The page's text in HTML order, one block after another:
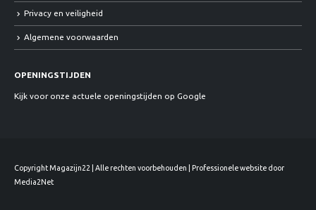
Privacy en veiligheid
Algemene voorwaarden
OPENINGSTIJDEN
Kijk voor onze actuele openingstijden op Google
Copyright Magazijn22 | Alle rechten voorbehouden | Professionele website door
Media2Net